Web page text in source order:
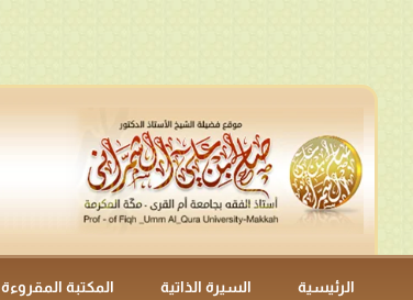
الرئيسية السيرة الذاتية المكتبة المقروءة